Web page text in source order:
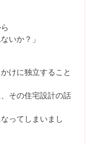
いか？」
けに独立すること
その住宅設計の話
ってしまいまし